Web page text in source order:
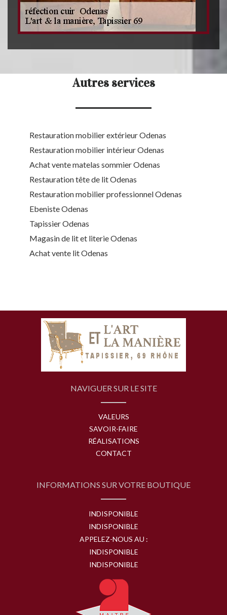
Autres services
Restauration mobilier extérieur Odenas
Restauration mobilier intérieur Odenas
Achat vente matelas sommier Odenas
Restauration tête de lit Odenas
Restauration mobilier professionnel Odenas
Ebeniste Odenas
Tapissier Odenas
Magasin de lit et literie Odenas
Achat vente lit Odenas
NAVIGUER SUR LE SITE
VALEURS
SAVOIR-FAIRE
RÉALISATIONS
CONTACT
INFORMATIONS SUR VOTRE BOUTIQUE
INDISPONIBLE
INDISPONIBLE
APPELEZ-NOUS AU :
INDISPONIBLE
INDISPONIBLE